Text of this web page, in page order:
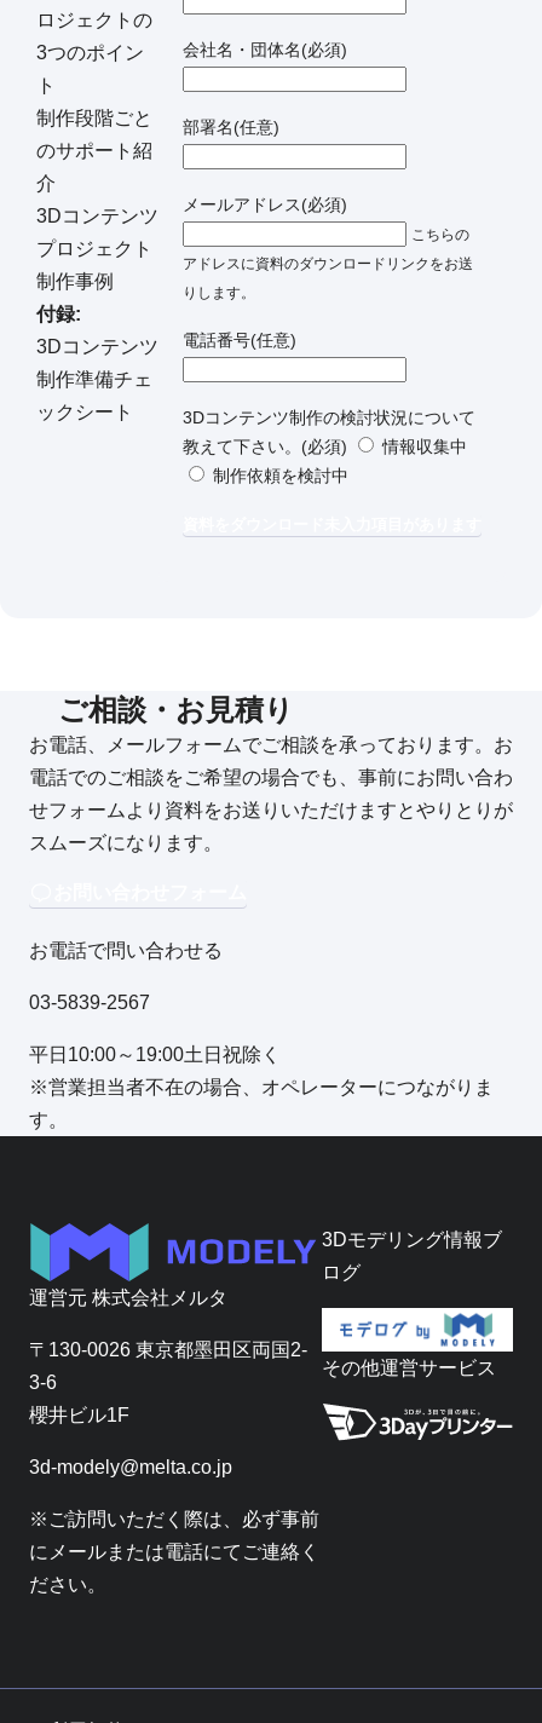
ロジェクトの
3つのポイン
ト
制作段階ごと
のサポート紹
介
3Dコンテンツ
プロジェクト
制作事例
付録:
3Dコンテンツ
制作準備チェ
ックシート
会社名・団体名(必須)
部署名(任意)
メールアドレス(必須)
こちらの
アドレスに資料のダウンロードリンクをお送
りします。
電話番号(任意)
3Dコンテンツ制作の検討状況について
教えて下さい。 (必須)
情報収集中
制作依頼を検討中
ご相談・お見積り
お電話、メールフォームでご相談を承っております。お
電話でのご相談をご希望の場合でも、事前にお問い合わ
せフォームより資料をお送りいただけますとやりとりが
スムーズになります。
お電話で問い合わせる
03-5839-2567
平日10:00～19:00土日祝除く
※営業担当者不在の場合、オペレーターにつながりま
す。
運営元 株式会社メルタ
〒130-0026 東京都墨田区両国2-
3-6
櫻井ビル1F
3d-modely@melta.co.jp
※ご訪問いただく際は、必ず事前
にメールまたは電話にてご連絡く
ださい。
3Dモデリング情報ブ
ログ
その他運営サービス